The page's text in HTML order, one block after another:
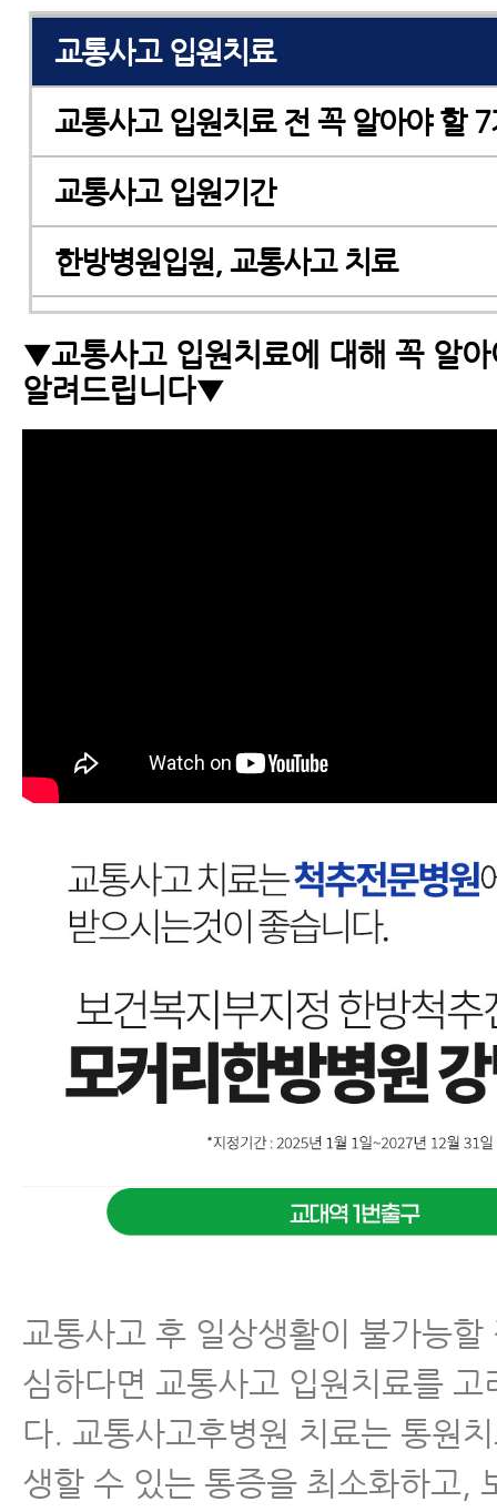
교통사고 입원치료
교통사고 입원치료 전 꼭 알아야 할
교통사고 입원기간
한방병원입원, 교통사고 치료
교통사고 통원치료
교통사고통원치료에 대해 꼭 알아야
교통사고 한약
교통사고 물리치료
교통사고 추나요법
▼교통사고 입원치료에 대해 꼭 알
알려드립니다▼
교통사고 후 일상생활이 불가능할
심하다면 교통사고 입원치료를 고
다. 교통사고후병원 치료는 통원
생할 수 있는 통증을 최소화하고,